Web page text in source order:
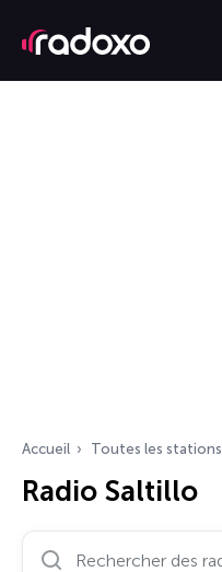
Accueil Toutes les stations
Radio Saltillo
Rechercher des radios…